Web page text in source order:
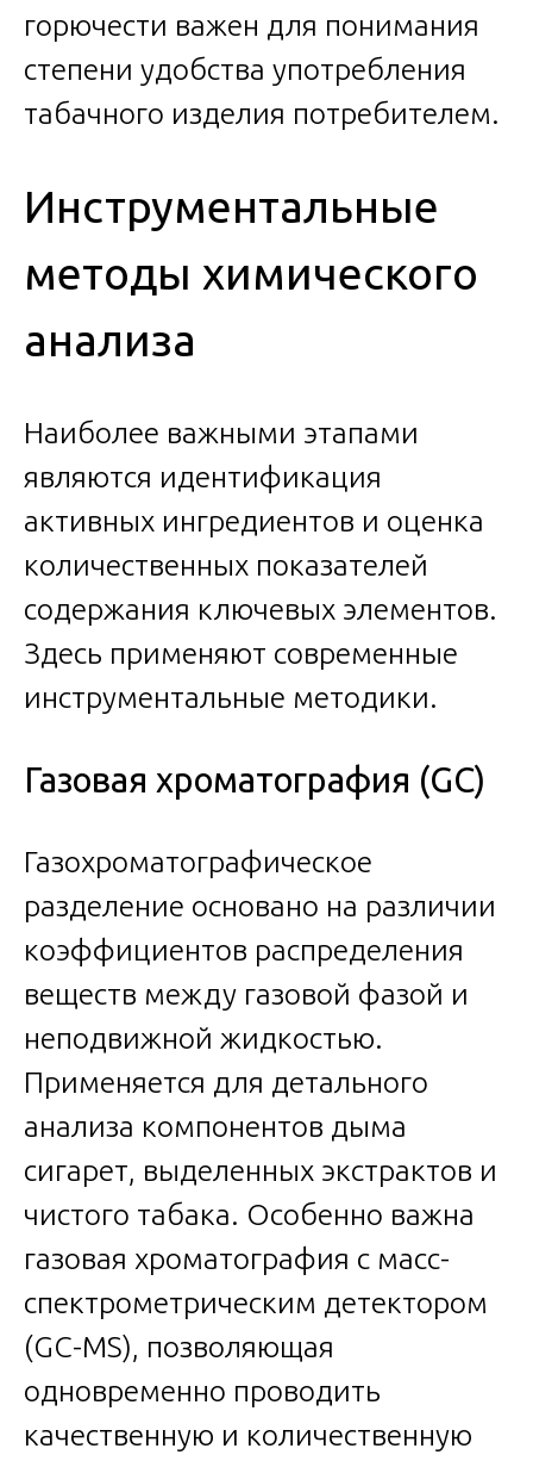
горючести важен для понимания
степени удобства употребления
табачного изделия потребителем.
Инструментальные
методы химического
анализа
Наиболее важными этапами
являются идентификация
активных ингредиентов и оценка
количественных показателей
содержания ключевых элементов.
Здесь применяют современные
инструментальные методики.
Газовая хроматография (GC)
Газохроматографическое
разделение основано на различии
коэффициентов распределения
веществ между газовой фазой и
неподвижной жидкостью.
Применяется для детального
анализа компонентов дыма
сигарет, выделенных экстрактов и
чистого табака. Особенно важна
газовая хроматография с масс-
спектрометрическим детектором
(GC-MS), позволяющая
одновременно проводить
качественную и количественную